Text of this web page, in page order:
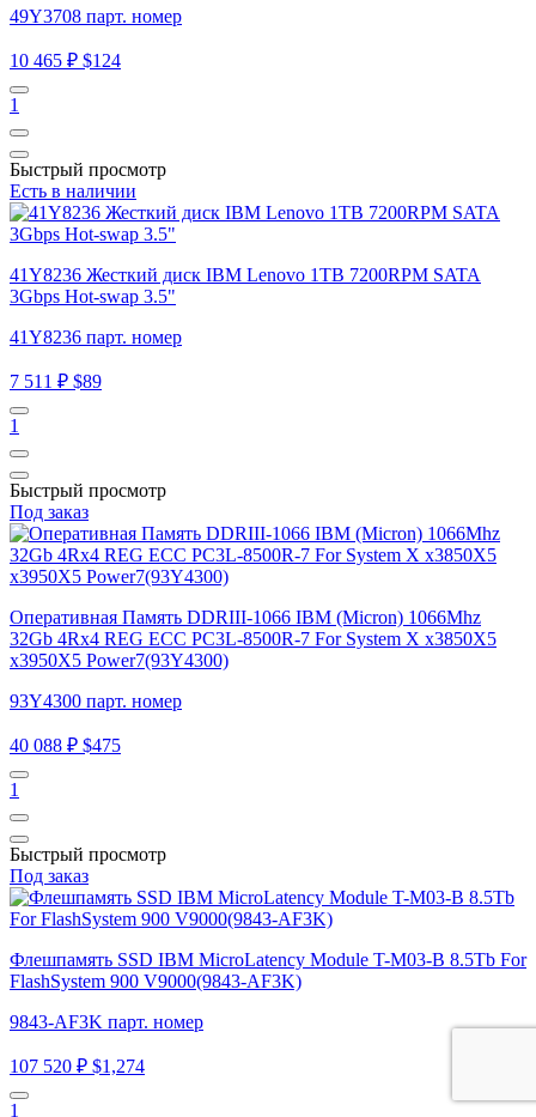
49Y3708 парт. номер
10 465 ₽ $124
1
Быстрый просмотр
Есть в наличии
41Y8236 Жесткий диск IBM Lenovo 1TB 7200RPM SATA
3Gbps Hot-swap 3.5"
41Y8236 парт. номер
7 511 ₽ $89
1
Быстрый просмотр
Под заказ
Оперативная Память DDRIII-1066 IBM (Micron) 1066Mhz
32Gb 4Rx4 REG ECC PC3L-8500R-7 For System X x3850X5
x3950X5 Power7(93Y4300)
93Y4300 парт. номер
40 088 ₽ $475
1
Быстрый просмотр
Под заказ
Флешпамять SSD IBM MicroLatency Module T-M03-B 8.5Tb For
FlashSystem 900 V9000(9843-AF3K)
9843-AF3K парт. номер
107 520 ₽ $1,274
1